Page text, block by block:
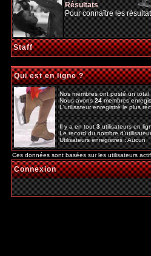
Résultats
Pour connaître les
Staff
Qui est en ligne ?
Nos membres ont posté un
Nous avons24membres
L'utilisateur enregistré le plus
Il y a en tout3utilisateurs en
Le record du nombre
Utilisateurs enregistrés : Aucun
Ces données sont basées sur les utilisateurs
Connexion